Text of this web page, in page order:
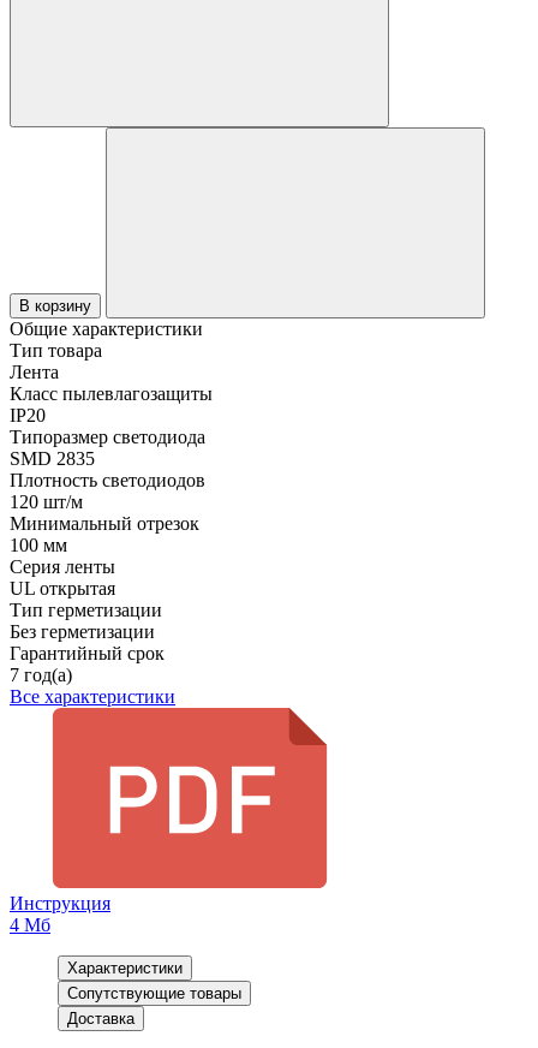
В корзину
Общие характеристики
Тип товара
Лента
Класс пылевлагозащиты
IP20
Типоразмер светодиода
SMD 2835
Плотность светодиодов
120 шт/м
Минимальный отрезок
100 мм
Серия ленты
UL открытая
Тип герметизации
Без герметизации
Гарантийный срок
7 год(а)
Все характеристики
Инструкция
4 Мб
Характеристики
Сопутствующие товары
Доставка